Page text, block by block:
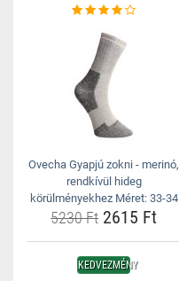
Ovecha Gyapjú zokni - merinó,
rendkívül hideg
körülményekhez Méret: 33-34
5230 Ft 2615 Ft
KEDVEZMÉNY